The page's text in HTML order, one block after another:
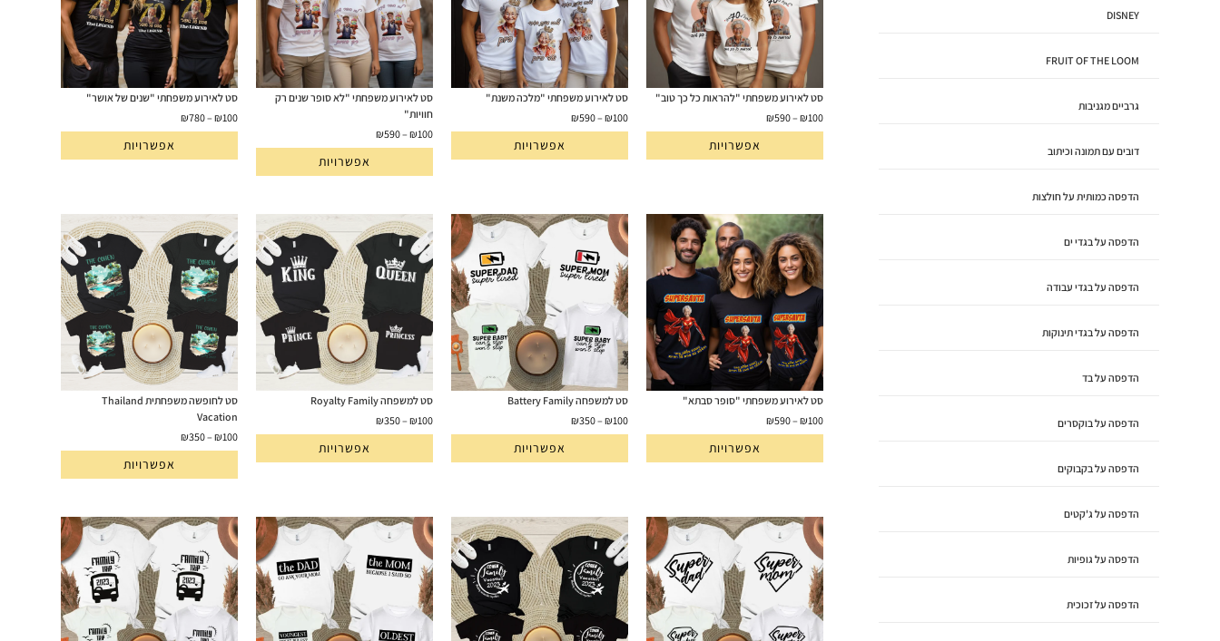
סט לאירוע משפחתי "להראות כל כך טוב"
₪100
–
₪590
אפשרויות
סט לאירוע משפחתי "מלכה משנת"
₪100
–
₪590
אפשרויות
סט לאירוע משפחתי "לא סופר שנים רק
חוויות"
₪100
–
₪590
אפשרויות
סט לאירוע משפחתי "שנים של אושר"
₪100
–
₪780
אפשרויות
סט לאירוע משפחתי "סופר סבתא"
₪100
–
₪590
אפשרויות
סט למשפחה Battery Family
₪100
–
₪350
אפשרויות
סט למשפחה Royalty Family
₪100
–
₪350
אפשרויות
סט לחופשה משפחתית Thailand
Vacation
₪100
–
₪350
אפשרויות
DISNEY
FRUIT OF THE LOOM
גרביים מגניבות
דובים עם תמונה וכיתוב
הדפסה כמותית על חולצות
הדפסה על בגדי ים
הדפסה על בגדי עבודה
הדפסה על בגדי תינוקות
הדפסה על בד
הדפסה על בוקסרים
הדפסה על בקבוקים
הדפסה על ג'קטים
הדפסה על גופיות
הדפסה על זכוכית